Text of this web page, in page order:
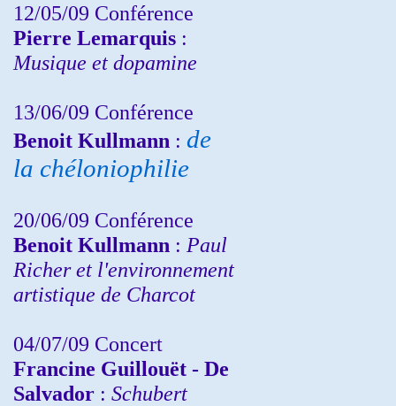
12/05/09 Conférence
Pierre Lemarquis :
Musique et dopamine
13/06/09 Conférence
Benoit Kullmann : de
la chéloniophilie
20/06/09 Conférence
Benoit Kullmann : Paul
Richer et l'environnement
artistique de Charcot
04/07/09 Concert
Francine Guillouët - De
Salvador : Schubert